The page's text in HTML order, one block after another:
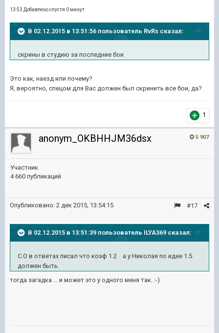
13:53 Добавлено спустя 0 минут
В 02.12.2015 в 13:51:56 пользователь RvRs сказал:
скрины в студию за последние бои
Это как, наезд или почему?
Я, вероятно, спецом для Вас должен был скринить все бои, да?
1
5 907
anonym_OKBHHJM36dsx
Участник
4 660 публикаций
#17
Опубликовано: 2 дек 2015, 13:54:15
В 02.12.2015 в 13:51:39 пользователь ILYA369 сказал:
С.О в ответах писал что коэф 1.2 а у Николая по идее 1.5
должен быть.
тогда загадка ... и может это у одного меня так. :-)